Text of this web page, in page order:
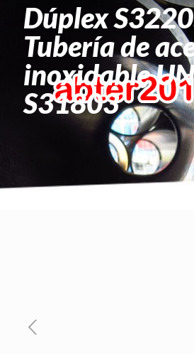
Dúplex
Tubería de
inoxidable
S31803